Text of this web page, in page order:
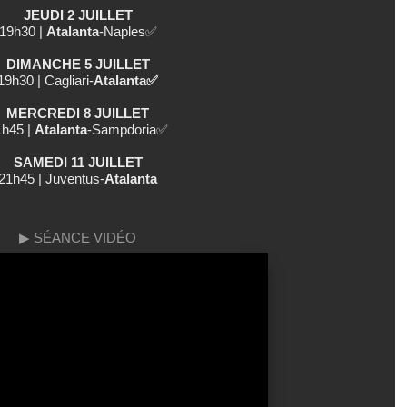
JEUDI 2 JUILLET
| Atalanta-Naples✅
DIMANCHE 5 JUILLET
| Cagliari-Atalanta✅
MERCREDI 8JUILLET
| Atalanta-Sampdoria✅
SAMEDI 11 JUILLET
| Juventus-Atalanta
▶ SÉANCE VIDÉO